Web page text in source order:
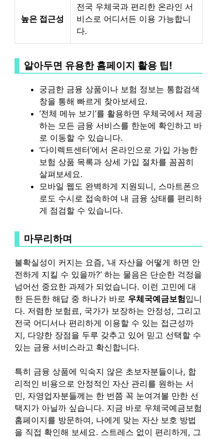
높은 접근성
전국 우체국과 편리한 온라인 서
비스로 어디서든 이용 가능합니
다.
알아두면 유용한 홈페이지 활용 팁!
궁금한 금융 상품이나 보험 정보는 통합검색
창을 통해 빠르게 찾아보세요.
‘전체 메뉴 보기’를 활용하면 우체국에서 제공
하는 모든 금융 서비스를 한눈에 확인하고 바
로 이동할 수 있습니다.
‘다이렉트센터’에서 온라인으로 가입 가능한
보험 상품 목록과 상세 가입 절차를 꼼꼼히
살펴보세요.
모바일 웹도 완벽하게 지원되니, 스마트폰으
로도 수시로 접속하여 내 금융 상태를 편리하
게 점검할 수 있습니다.
마무리하며
불확실성이 커지는 요즘, ‘내 자산을 어떻게 하면 안
전하게 지킬 수 있을까?’ 하는 물음은 단순한 걱정을
넘어선 중요한 과제가 되었습니다. 이런 고민에 대
한 든든한 해답 중 하나가 바로 우체국예금보험입니
다. 저렴한 보험료, 국가가 보장하는 안정성, 그리고
전국 어디서나 편리하게 이용할 수 있는 접근성까
지, 다양한 장점을 두루 갖추고 있어 믿고 선택할 수
있는 금융 서비스라고 확신합니다.
특히 금융 상품에 익숙지 않은 초보자분들이나, 합
리적인 비용으로 안정적인 자산 관리를 원하는 서
민, 자영업자분들께는 한 번쯤 꼭 눈여겨볼 만한 선
택지가 아닐까 싶습니다. 지금 바로 우체국예금보험
홈페이지를 방문하여, 나에게 맞는 자산 보호 방법
을 직접 확인해 보세요. 스트레스 없이 편리하게, 그